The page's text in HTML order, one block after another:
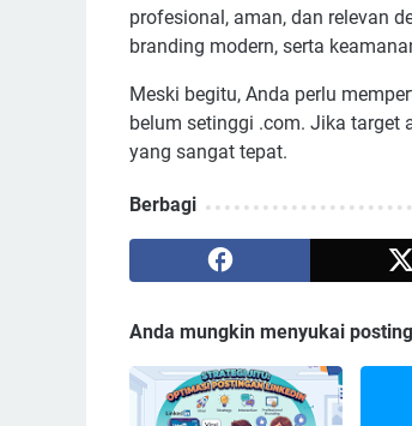
profesional, aman, dan relevan
branding modern, serta
Meski begitu, Anda perlu
belum setinggi .com. Jika target
yang sangat tepat.
Berbagi
Anda mungkin menyukai